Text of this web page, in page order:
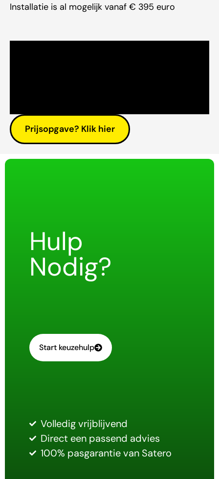
Installatie is al mogelijk vanaf € 395 euro
Prijsopgave? Klik hier
Hulp
Nodig?
Start keuzehulp
Volledig vrijblijvend
Direct een passend advies
100% pasgarantie van Satero